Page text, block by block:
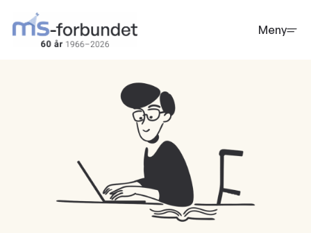
hovedinnhold
Meny